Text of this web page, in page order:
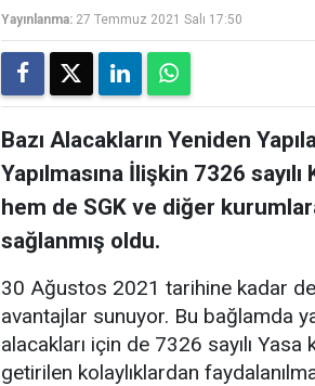
Yayınlanma: 27 Temmuz 2021 Salı 17:50
Bazı Alacakların Yeniden
Yapılmasına İlişkin 7326
hem de SGK ve diğer
sağlanmış oldu.
30 Ağustos 2021 tarihine kadar
avantajlar sunuyor. Bu bağlamda
alacakları için de 7326 sayılı
getirilen kolaylıklardan